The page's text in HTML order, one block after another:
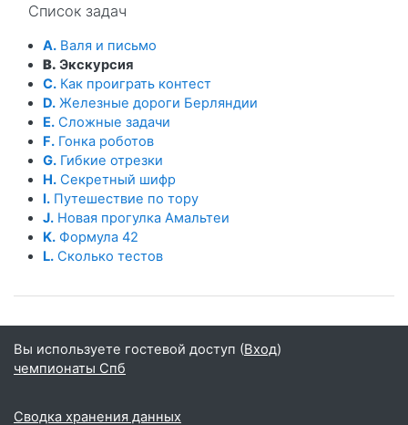
Список задач
A. Валя и письмо
B. Экскурсия
C. Как проиграть контест
D. Железные дороги Берляндии
E. Сложные задачи
F. Гонка роботов
G. Гибкие отрезки
H. Секретный шифр
I. Путешествие по тору
J. Новая прогулка Амальтеи
K. Формула 42
L. Сколько тестов
Вы используете гостевой доступ (Вход)
чемпионаты Спб
Сводка хранения данных